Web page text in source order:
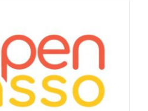
AU SERVICE
!